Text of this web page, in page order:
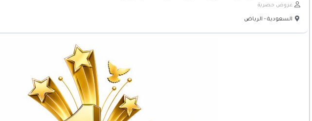
إلكترونيات
عروض حصرية